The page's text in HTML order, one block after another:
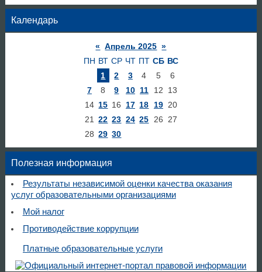
Календарь
« Апрель 2025 »
ПН ВТ СР ЧТ ПТ СБ ВС
1
2 3 4 5
6
7
8 9 10 11 12
13
14 15 16 17 18 19 20
21
22 23 24 25 26
27
28 29 30
Полезная информация
Результаты независимой оценки качества оказания
услуг образовательными организациями
Мой налог
Противодействие коррупции
Платные образовательные услуги